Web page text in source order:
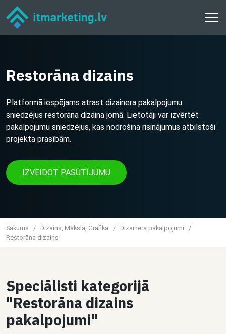
Restorāna dizains
Platformā iespējams atrast dizainera pakalpojumu
sniedzējus restorāna dizaina jomā. Lietotāji var izvērtēt
pakalpojumu sniedzējus, kas nodrošina risinājumus atbilstoši
projekta prasībām.
IZVEIDOT PASŪTĪJUMU
Sākums / Dizains, Māksla, Grafika / Dizainera pakalpojumi
/
Restorāna dizains
Speciālisti kategorijā
"Restorāna dizains
pakalpojumi"